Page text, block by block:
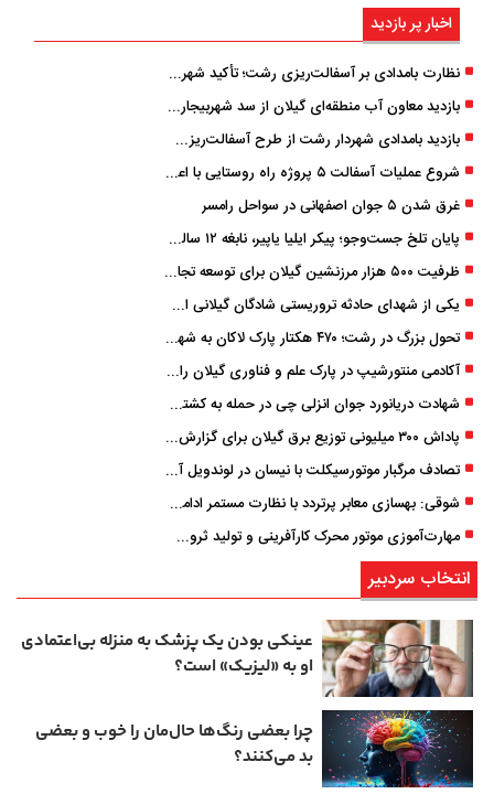
اخبار پر بازدید
نظارت بامدادی بر آسفالت‌ریزی رشت؛ تأکید شهردار و بازرس کل بر کیفیت اجرای پروژه‌ها
بازدید معاون آب منطقه‌ای گیلان از سد شهربیجار برای تداوم تأمین آب شرب استان
بازدید بامدادی شهردار رشت از طرح آسفالت‌ریزی گسترده در مناطق پنج‌گانه
شروع عملیات آسفالت ۵ پروژه راه ‌روستایی با اعتبار ۳۷۰ میلیاردی در گیلان
غرق شدن ۵ جوان اصفهانی در سواحل رامسر
پایان تلخ جست‌وجو؛ پیکر ایلیا یاپیر، نابغه ۱۲ ساله لاهیجانی پیدا شد
ظرفیت ۵۰۰ هزار مرزنشین گیلان برای توسعه تجارت فعال می‌شود
یکی از شهدای حادثه تروریستی شادگان گیلانی است/ شهادت «سینا سیاه‌ نژاد» در درگیری با اشرار مسلح
تحول بزرگ در رشت؛ ۴۷۰ هکتار پارک لاکان به شهر ملحق می‌شود/ انتقال سند به‌ زودی
آکادمی منتورشیپ در پارک علم و فناوری گیلان راه‌اندازی شد
شهادت دریانورد جوان انزلی چی در حمله به کشتی تجاری در دریای کاسپین
پاداش ۳۰۰ میلیونی توزیع برق گیلان برای گزارش ماینرهای غیرمجاز
تصادف مرگبار موتورسیکلت با نیسان در لوندویل آستارا/ انتقال مصدوم با اورژانس هوایی به رشت
شوقی: بهسازی معابر پرتردد با نظارت مستمر ادامه دارد
مهارت‌آموزی موتور محرک کارآفرینی و تولید ثروت است
انتخاب سردبیر
عینکی‌ بودن یک پزشک به منزله بی‌اعتمادی
او به «لیزیک» است؟
چرا بعضی رنگ‌ها حال‌مان را خوب و بعضی
بد می‌کنند؟